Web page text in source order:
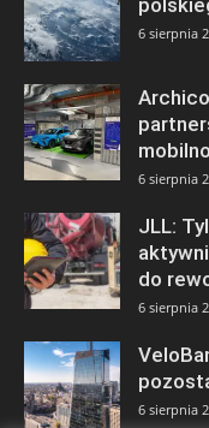
6 sierpnia
6 sierpnia
JLL:
do
6 sierpnia
6 sierpnia